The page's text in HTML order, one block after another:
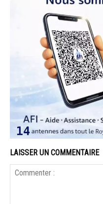
LAISSER UN COMMENTAIRE